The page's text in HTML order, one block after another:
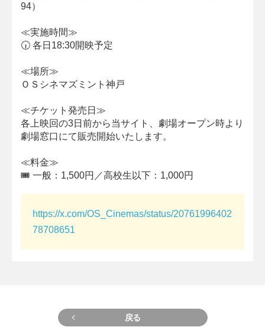
94）
≪実施時間≫
🕡 各日18:30開映予定
≪場所≫
ＯＳシネマズミント神戸
≪チケット発売日≫
各上映回の3日前から当サイト、劇場オープン時より
劇場窓口にて販売開始いたします。
≪料金≫
🎟 一般：1,500円／高校生以下：1,000円
https://x.com/OS_Cinemas/status/20761996402
78708651
戻る